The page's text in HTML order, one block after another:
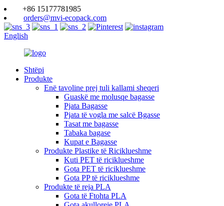
+86 15177781985
orders@mvi-ecopack.com
English
Shtëpi
Produkte
Enë tavoline prej tuli kallami sheqeri
Guaskë me molusqe bagasse
Pjata Bagasse
Pjata të vogla me salcë Bgasse
Tasat me bagasse
Tabaka bagase
Kupat e Bagasse
Produkte Plastike të Riciklueshme
Kuti PET të riciklueshme
Gota PET të riciklueshme
Gota PP të riciklueshme
Produkte të reja PLA
Gota të Ftohta PLA